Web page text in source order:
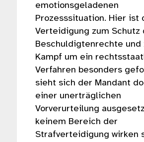
emotionsgeladenen
Prozesssituation. Hier ist
Verteidigung zum Schutz
Beschuldigtenrechte und
Kampf um ein
Verfahren besonders
sieht sich der Mandant
einer unerträglichen
Vorverurteilung
keinem Bereich der
Strafverteidigung wirken